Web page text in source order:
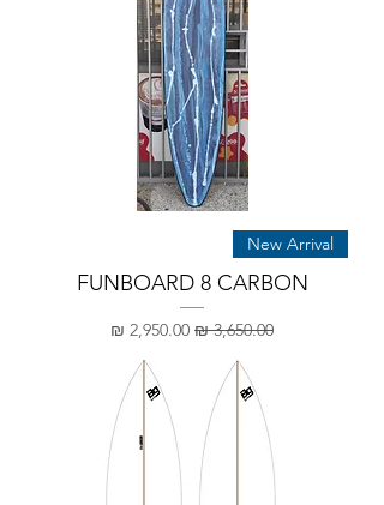
New Arrival
FUNBOARD 8 CARBON
מחיר רגיל מחיר מבצע